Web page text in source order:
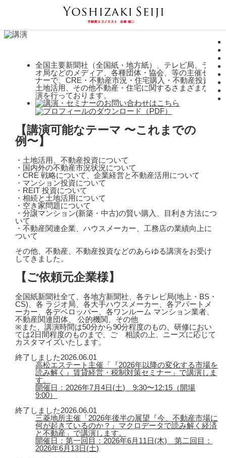
全国主要新聞社（全国紙・地方紙）、テレビ局、ラジ
オ局などのメディア、各種団体・協会、等の主催セミ
ナーで、CRE・不動産市況・住宅購入・不動産投資・
土地活用、その他不動産・住宅に関するさまざまな講
演を行っております。
【講演可能なテーマ 〜これまでの
例〜】
・土地活用、不動産投資について
・国内外の不動産市況状況について
・CRE 戦略について、企業経営と不動産活用について
・マンション投資について
・REIT 投資について
・相続と土地活用について
・空き家問題について
・分譲マンション(新築・中古)の賢い購入、目利き方法につ
いて
・不動産関連企業、ハウスメーカー、工務店の業績向上に
ついて
その他、不動産、不動産投資などのあらゆる講演をお受け
してきました。
【ご依頼元企業様】
全国紙新聞社全て、各地方新聞社、各テレビ局(地上・BS・
CS)、各 ラジオ局、各大手ハウスメーカー、各アパートメ
ーカー、各デベロッパー、各ワンルーム マンション業者、
不動産関連団体、 公的機関、その他
※また、講演時間は50分から90分程度のもの、研修におい
ては2日間程度のものまで、ご゙相談の上、ニーズに応じて
カスタマイズいたします。
終了しました2026.06.01
高松エステート主催「『2026年以降の変化する市場を
読み解く』賃貸経営・税制対策セミナー」で講演しま
す。
開催日：2026年7月4日(土) 9:30〜12:15（開場
9:00）
終了しました2026.06.01
三菱地所主催「2026年後半の展望『今、不動産市場に
何が起きているのか？』マクロデータで読み解く経済
と不動産」で講演します。
開催日：第一回目：2026年6月11日(木) 第二回目：
2026年6月13日(土)